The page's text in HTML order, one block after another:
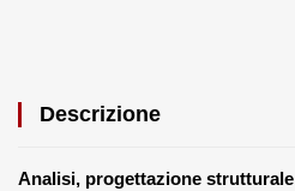
Descrizione
Analisi, progettazione